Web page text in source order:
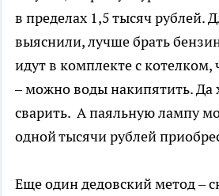
в пределах 1,5 тысяч рублей.
выяснили, лучше брать
идут в комплекте с котелком,
– можно воды накипятить. Да
сварить. А паяльную лампу
одной тысячи рублей
Еще один дедовский метод –